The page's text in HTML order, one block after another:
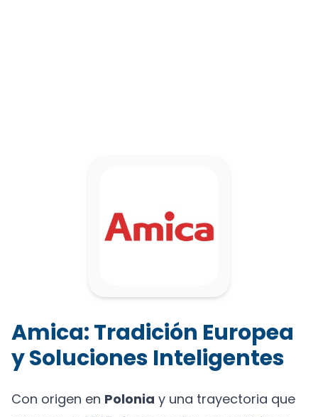
Amica: Tradición Europea
y Soluciones Inteligentes
Con origen en Polonia y una trayectoria que